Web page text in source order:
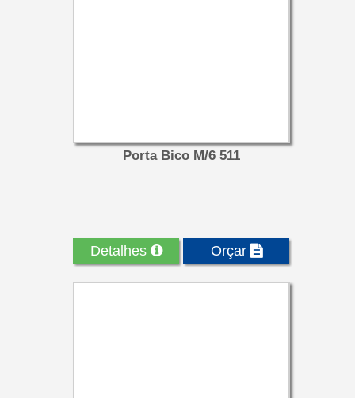
Porta Bico M/6 511
Detalhes Orçar